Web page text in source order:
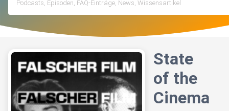
State
of the
Cinema